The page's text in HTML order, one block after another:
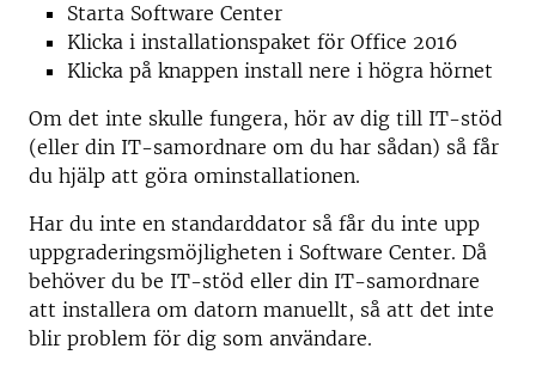
Starta Software Center
Klicka i installationspaket för Office 2016
Klicka på knappen install nere i högra hörnet
Om det inte skulle fungera, hör av dig till IT-stöd
(eller din IT-samordnare om du har sådan) så får
du hjälp att göra ominstallationen.
Har du inte en standarddator så får du inte upp
uppgraderingsmöjligheten i Software Center. Då
behöver du be IT-stöd eller din IT-samordnare
att installera om datorn manuellt, så att det inte
blir problem för dig som användare.